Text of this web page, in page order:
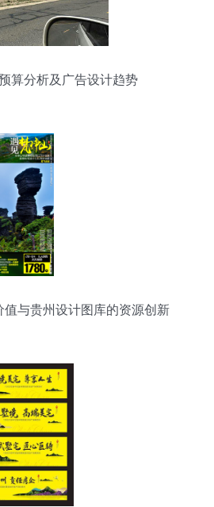
算分析及广告设计趋势
值与贵州设计图库的资源创新